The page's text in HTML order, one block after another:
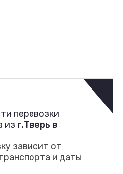
перевозки
из г.Тверь в
зависит от
и даты